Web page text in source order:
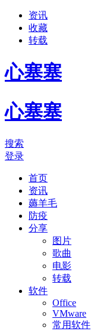
资讯
收藏
转载
心塞塞
心塞塞
搜索
登录
首页
资讯
薅羊毛
防疫
分享
图片
歌曲
电影
转载
软件
Office
VMware
常用软件